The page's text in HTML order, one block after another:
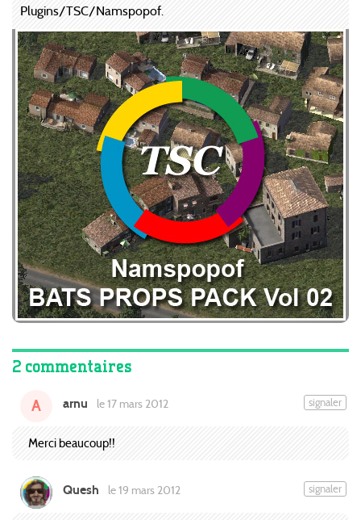
Plugins/TSC/Namspopof.
2 commentaires
A arnu le 17 mars 2012 signaler
Merci beaucoup!!
Quesh le 19 mars 2012 signaler